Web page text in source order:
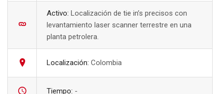
Activo: Localización de tie in’s precisos con
levantamiento laser scanner terrestre en una
planta petrolera.
Localización: Colombia
Tiempo: -